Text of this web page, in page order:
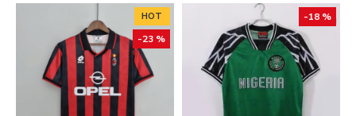
HOT
-23 %
-18 %